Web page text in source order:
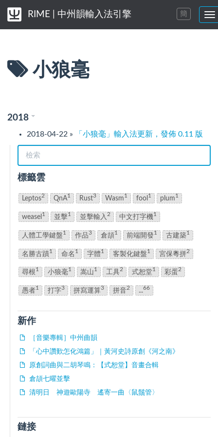
切
RIME | 中州韻輸入法引擎 簡
小狼毫
2018
2018-04-22 » 「小狼毫」輸入法更新，發佈 0.11 版
標籤雲
Leptos2 QnA1 Rust3 Wasm1 fool 1 plum1
weasel 1 並擊1 並擊輸入2 中文打字機1
人體工學鍵盤1 作品3 倉頡1 前端開發1 古建築1
名勝古蹟1 命名 1 字體1 客製化鍵盤1 宮保粵拼2
尋根1 小狼毫1 嵩山1 工具2 式恕堂1 彩蛋2
愚者1 打字3 拼寫運算3 拼音2 ...66
新作
［音樂專輯］中州曲韻
「心中讚歎怎化鴻篇」｜黃河史詩原創《河之南》
原創詞曲與二胡琴鳴：【式恕堂】音畫合輯
倉頡七曜並擊
清明日 神遊歐陽寺 遙寄一曲〈鼠鬚管〉
鏈接